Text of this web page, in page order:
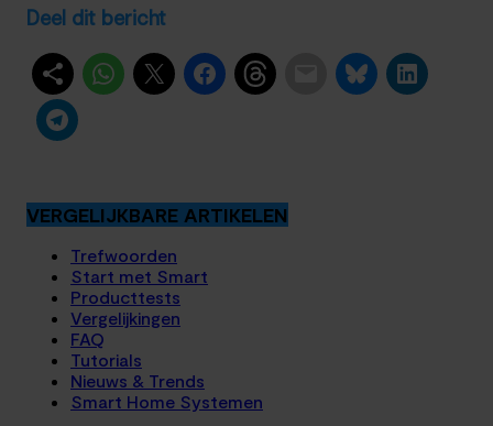
Deel dit bericht
VERGELIJKBARE ARTIKELEN
Trefwoorden
Start met Smart
Producttests
Vergelijkingen
FAQ
Tutorials
Nieuws & Trends
Smart Home Systemen